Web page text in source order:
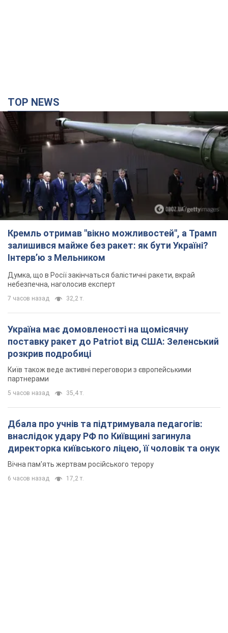
TOP NEWS
Кремль отримав "вікно можливостей", а Трамп
залишився майже без ракет: як бути Україні?
Інтерв’ю з Мельником
Думка, що в Росії закінчаться балістичні ракети, вкрай
небезпечна, наголосив експерт
7 часов назад 32,2 т.
Україна має домовленості на щомісячну
поставку ракет до Patriot від США: Зеленський
розкрив подробиці
Київ також веде активні переговори з європейськими
партнерами
5 часов назад 35,4 т.
Дбала про учнів та підтримувала педагогів:
внаслідок удару РФ по Київщині загинула
директорка київського ліцею, її чоловік та онук
Вічна пам'ять жертвам російського терору
6 часов назад 17,2 т.